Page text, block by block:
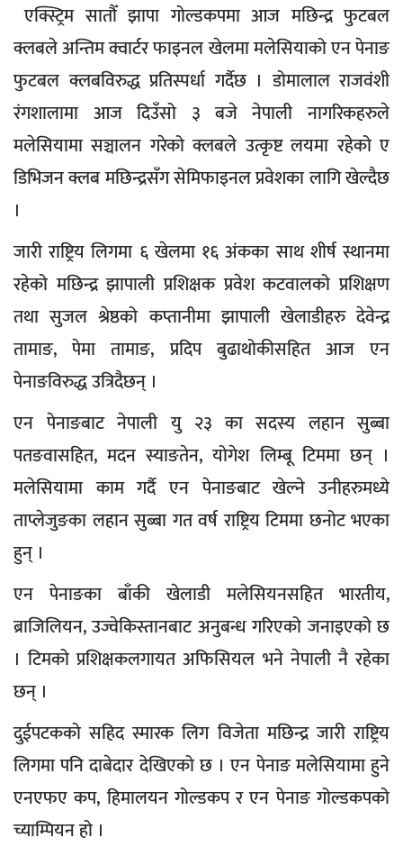
एक्स्ट्रिम सातौँ झापा गोल्डकपमा आज मछिन्द्र फुटबल
क्लबले अन्तिम क्वार्टर फाइनल खेलमा मलेसियाको एन पेनाङ
फुटबल क्लबविरुद्ध प्रतिस्पर्धा गर्दैछ । डोमालाल राजवंशी
रंगशालामा आज दिउँसो ३ बजे नेपाली नागरिकहरुले
मलेसियामा सञ्चालन गरेको क्लबले उत्कृष्ट लयमा रहेको ए
डिभिजन क्लब मछिन्द्रसँग सेमिफाइनल प्रवेशका लागि खेल्दैछ
।
जारी राष्ट्रिय लिगमा ६ खेलमा १६ अंकका साथ शीर्ष स्थानमा
रहेको मछिन्द्र झापाली प्रशिक्षक प्रवेश कटवालको प्रशिक्षण
तथा सुजल श्रेष्ठको कप्तानीमा झापाली खेलाडीहरु देवेन्द्र
तामाङ, पेमा तामाङ, प्रदिप बुढाथोकीसहित आज एन
पेनाङविरुद्ध उत्रिदैछन् ।
एन पेनाङबाट नेपाली यु २३ का सदस्य लहान सुब्बा
पतङवासहित, मदन स्याङतेन, योगेश लिम्बू टिममा छन् ।
मलेसियामा काम गर्दै एन पेनाङबाट खेल्ने उनीहरुमध्ये
ताप्लेजुङका लहान सुब्बा गत वर्ष राष्ट्रिय टिममा छनोट भएका
हुन् ।
एन पेनाङका बाँकी खेलाडी मलेसियनसहित भारतीय,
ब्राजिलियन, उज्वेकिस्तानबाट अनुबन्ध गरिएको जनाइएको छ
। टिमको प्रशिक्षकलगायत अफिसियल भने नेपाली नै रहेका
छन् ।
दुईपटकको सहिद स्मारक लिग विजेता मछिन्द्र जारी राष्ट्रिय
लिगमा पनि दाबेदार देखिएको छ । एन पेनाङ मलेसियामा हुने
एनएफए कप, हिमालयन गोल्डकप र एन पेनाङ गोल्डकपको
च्याम्पियन हो ।